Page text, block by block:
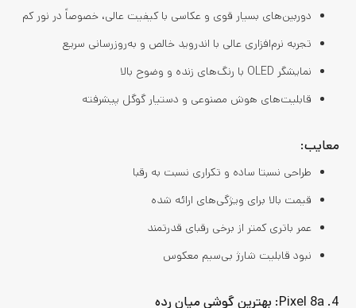
دوربین‌های بسیار قوی و عکاسی با کیفیت عالی، خصوصاً در نور کم
تجربه نرم‌افزاری عالی با اندروید خالص و به‌روزرسانی سریع
نمایشگر OLED با رنگ‌های زنده و وضوح بالا
قابلیت‌های هوش مصنوعی و دستیار گوگل پیشرفته
معایب:
طراحی نسبتا ساده و تکراری نسبت به رقبا
قیمت بالا برای ویژگی‌های ارائه شده
عمر باتری کمتر از برخی رقبای قدرتمند
نبود قابلیت شارژ بی‌سیم معکوس
4. Pixel 8a: بهترین گوشی میان رده